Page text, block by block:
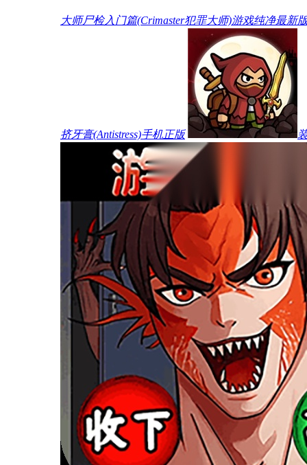
大师尸检入门篇(Crimaster犯罪大师)游戏纯净最新
挤牙膏(Antistress)手机正版